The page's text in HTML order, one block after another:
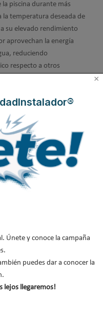
piscina durante más
la temperatura deseada de
su elevado rendimiento
aprovechan la energía
reduciendo
respecto a otros
nueva tarifa
por
×
Únete y conoce la campaña
puedes dar a conocer la
lejos llegaremos!